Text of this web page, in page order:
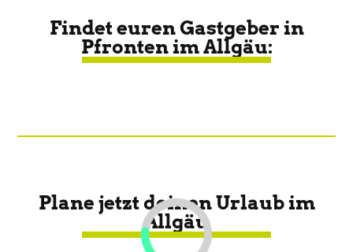
Findet euren Gastgeber in
Pfronten im Allgäu:
Plane jetzt deinen Urlaub im
Allgäu